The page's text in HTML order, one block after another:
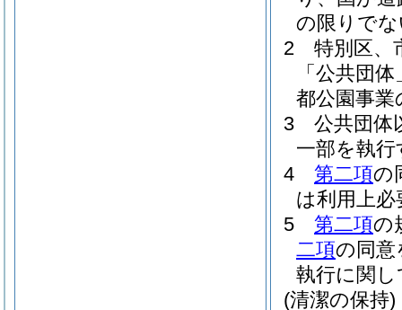
の限りで
2
特別区、
「公共団
都公園事
3
公共団体
一部を執
4
第二項の
は利用上
5
第二項の
二項の同意
執行に関
(清潔の保持)